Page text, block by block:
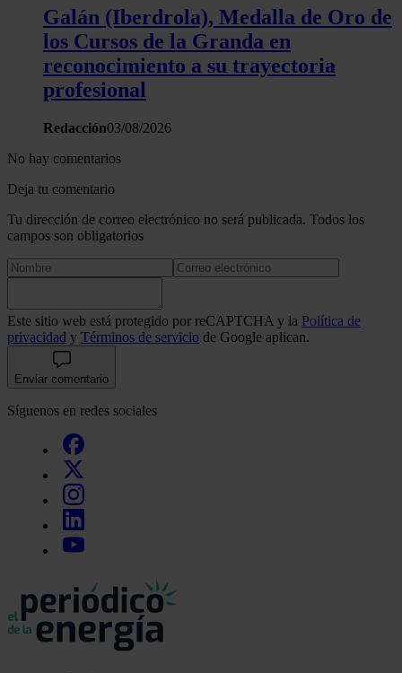
Galán (Iberdrola), Medalla de Oro de
los Cursos de la Granda en
reconocimiento a su trayectoria
profesional
Redacción03/08/2026
No hay comentarios
Deja tu comentario
Tu dirección de correo electrónico no será publicada. Todos los
campos son obligatorios
Este sitio web está protegido por reCAPTCHA y la Política de
privacidad y Términos de servicio de Google aplican.
Enviar comentario
Síguenos en redes sociales